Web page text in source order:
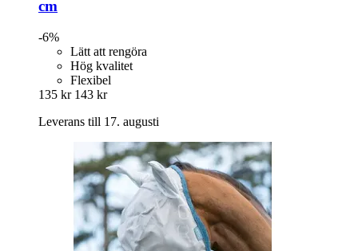
cm
-6%
Lätt att rengöra
Hög kvalitet
Flexibel
135 kr 143 kr
Leverans till 17. augusti